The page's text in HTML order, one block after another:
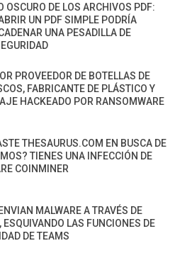
OSCURO DE LOS ARCHIVOS PDF:
UN PDF SIMPLE PODRÍA
UNA PESADILLA DE
PROVEEDOR DE BOTELLAS DE
FABRICANTE DE PLÁSTICO Y
HACKEADO POR RANSOMWARE
THESAURUS.COM EN BUSCA DE
TIENES UNA INFECCIÓN DE
COINMINER
MALWARE A TRAVÉS DE
ESQUIVANDO LAS FUNCIONES DE
DE TEAMS